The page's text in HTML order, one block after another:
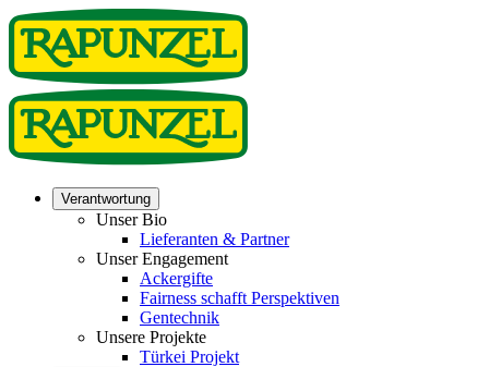
Verantwortung
Unser Bio
Lieferanten & Partner
Unser Engagement
Ackergifte
Fairness schafft Perspektiven
Gentechnik
Unsere Projekte
Türkei Projekt